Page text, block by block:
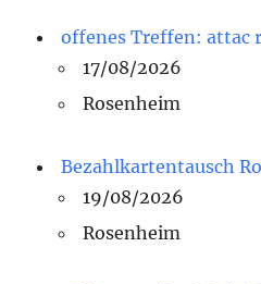
offenes Treffen: attac
17/08/2026
Rosenheim
Bezahlkartentausch
19/08/2026
Rosenheim